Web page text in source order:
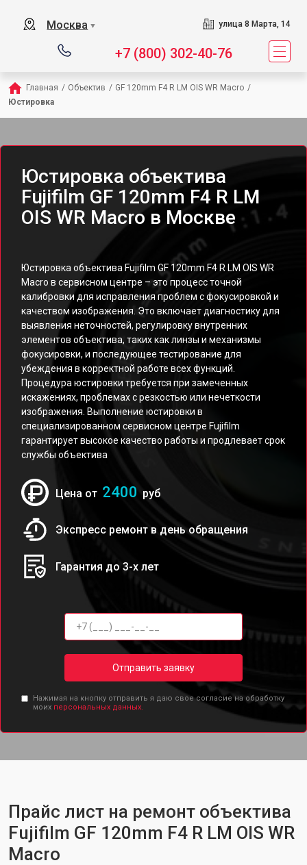
Москва ▼ улица 8 Марта, 14
+7 (800) 302-40-76
Главная / Объектив / GF 120mm F4 R LM OIS WR Macro /
Юстировка
Юстировка объектива
Fujifilm GF 120mm F4 R LM
OIS WR Macro в Москве
Юстировка объектива Fujifilm GF 120mm F4 R LM OIS WR
Macro в сервисном центре – это процесс точной
калибровки для исправления проблем с фокусировкой и
качеством изображения. Это включает диагностику для
выявления неточностей, регулировку внутренних
элементов объектива, таких как линзы и механизмы
фокусировки, и последующее тестирование для
убеждения в корректной работе всех функций.
Процедура юстировки требуется при замеченных
искажениях, проблемах с резкостью или нечеткости
изображения. Выполнение юстировки в
специализированном сервисном центре Fujifilm
гарантирует высокое качество работы и продлевает срок
службы объектива
Цена от 2400 руб
Экспресс ремонт в день обращения
Гарантия до 3-х лет
Отправить заявку
Нажимая на кнопку отправить я даю свое согласие на обработку
моих персональных данных.
Прайс лист на ремонт объектива
Fujifilm GF 120mm F4 R LM OIS WR
Macro